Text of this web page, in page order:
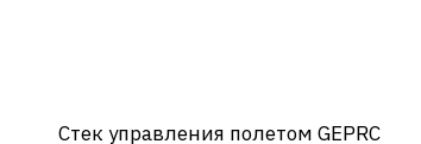
Стек управления полетом GEPRC